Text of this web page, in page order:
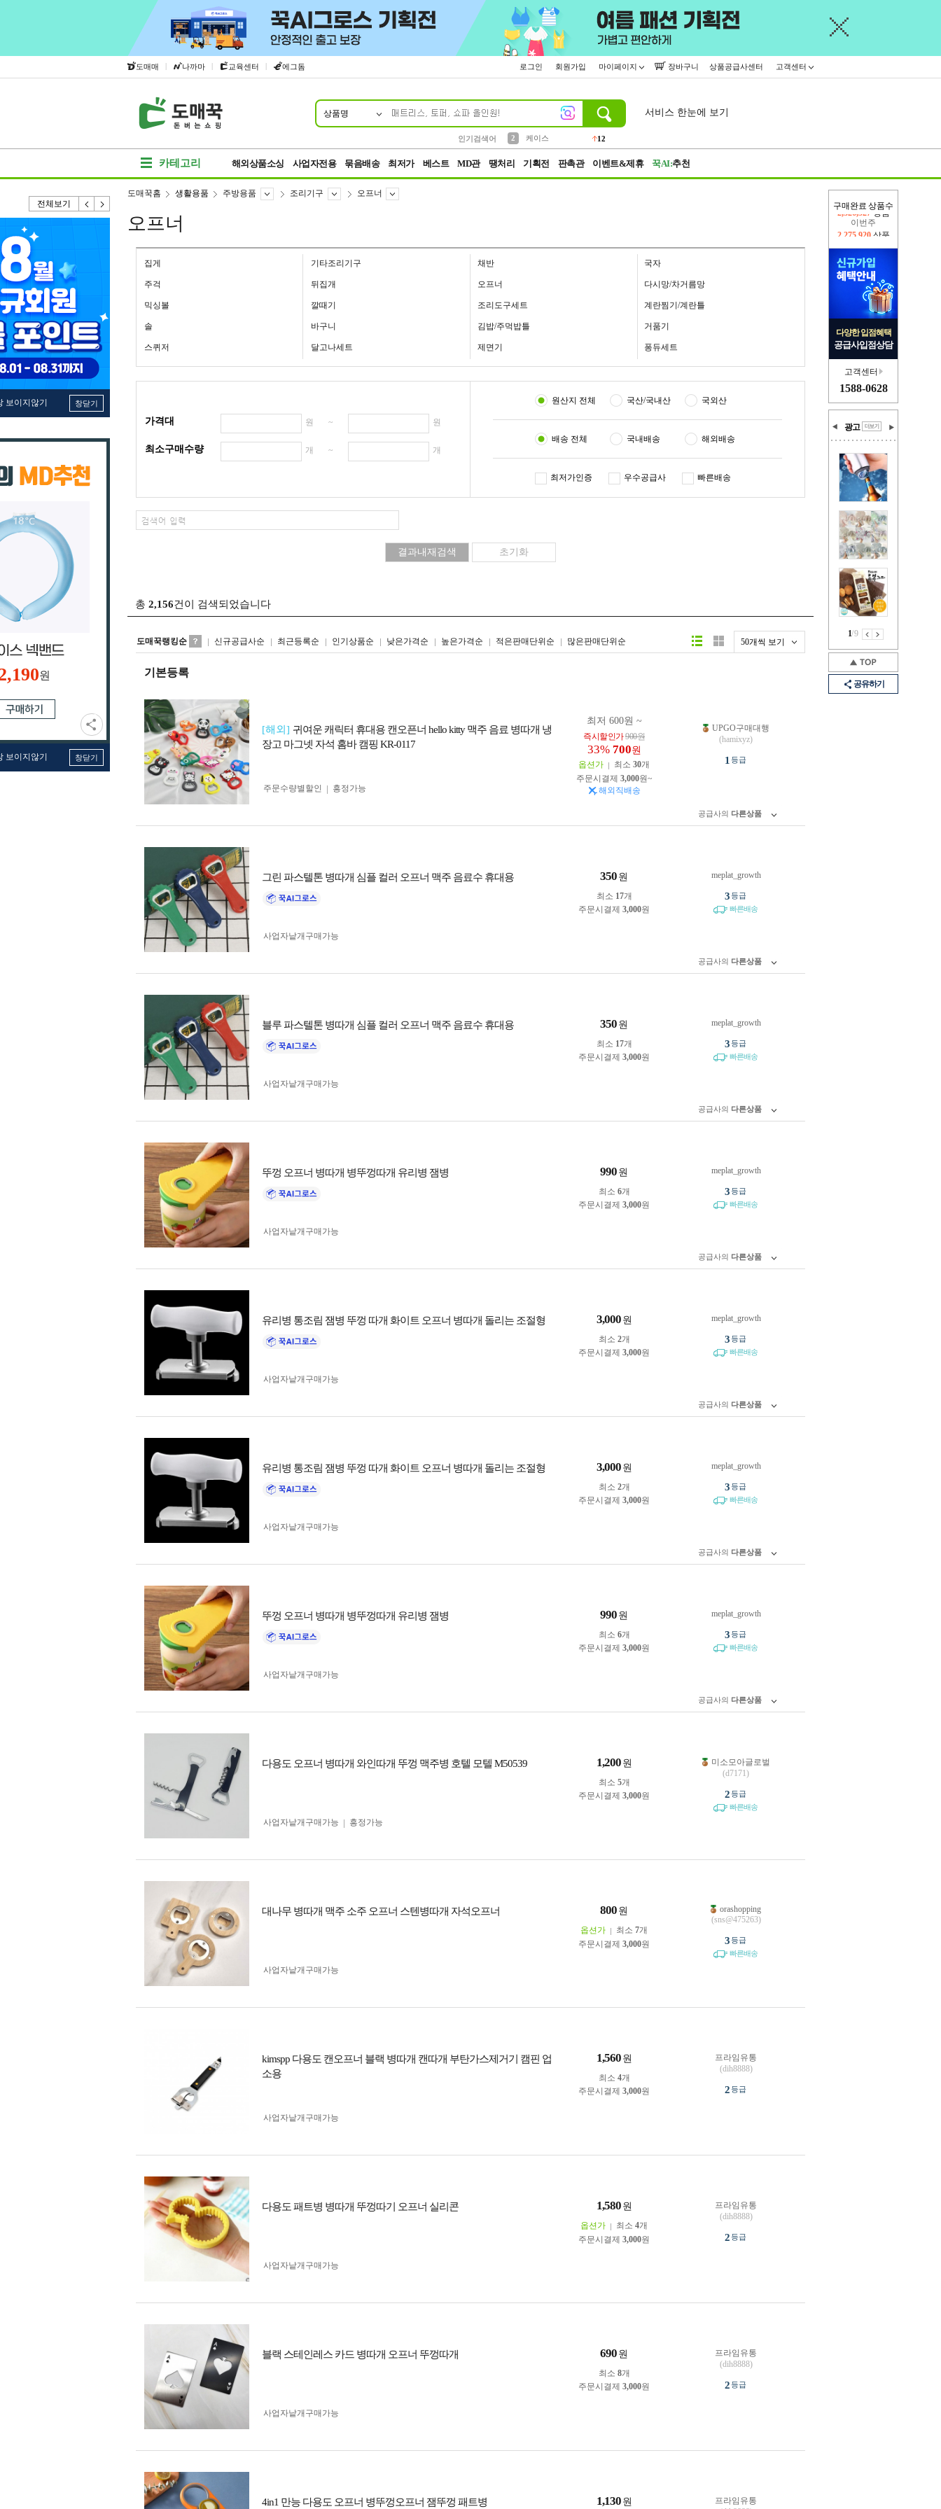
도매매 | 나까마 | 교육센터 | 에그돔 로그인 회원가입 마이페이지 장바구니 상품공급사센터 고객센터
상품명
인기검색어
2
케이스
12
서비스 한눈에 보기
카테고리 해외상품소싱 사업자전용 묶음배송 최저가 베스트 MD관 땡처리 기획전 판촉관 이벤트&제휴 꾹AI:추천
전체보기
보이지않기 창닫기
원
보이지않기 창닫기
구매완료 상품수
이번주
2,275,920 상품
다양한 입점혜택
공급사입점상담
고객센터
1588-0628
광고
1/9
공유하기
도매꾹홈 생활용품 주방용품 조리기구 오프너
오프너
집게 기타조리기구 채반 국자
주걱 뒤집개 오프너 다시망/차거름망
믹싱볼 깔때기 조리도구세트 계란찜기/계란틀
솔 바구니 김밥/주먹밥틀 거품기
스퀴저 달고나세트 제면기 퐁듀세트
가격대 원 ~ 원
최소구매수량 개 ~ 개
원산지 전체 국산/국내산 국외산
배송 전체 국내배송 해외배송
최저가인증 우수공급사 빠른배송
총 2,156건이 검색되었습니다
도매꾹랭킹순 신규공급사순 최근등록순 인기상품순 낮은가격순 높은가격순 적은판매단위순 많은판매단위순 50개씩 보기
리스트형갤러리형
기본등록
[해외] 귀여운 캐릭터 휴대용 캔오픈너 hello kitty 맥주 음료 병따개 냉
장고 마그넷 자석 홈바 캠핑 KR-0117
최저 600원 ~
즉시할인가900원
33% 700원
옵션가 최소 30개
주문시결제 3,000원~
해외직배송
주문수량별할인 흥정가능
UPGO구매대행
(hamixyz)
1 등급
공급사의 다른상품
그린 파스텔톤 병따개 심플 컬러 오프너 맥주 음료수 휴대용 350 원
최소 17개
주문시결제 3,000원
사업자 낱개구매가능
meplat_growth
3등급
빠른배송
공급사의 다른상품
블루 파스텔톤 병따개 심플 컬러 오프너 맥주 음료수 휴대용 350 원
최소 17개
주문시결제 3,000원
사업자 낱개구매가능
meplat_growth
3등급
빠른배송
공급사의 다른상품
뚜껑 오프너 병따개 병뚜껑따개 유리병 잼병 990 원
최소 6개
주문시결제 3,000원
사업자 낱개구매가능
meplat_growth
3등급
빠른배송
공급사의 다른상품
유리병 통조림 잼병 뚜껑 따개 화이트 오프너 병따개 돌리는 조절형 3,000 원
최소 2개
주문시결제 3,000원
사업자 낱개구매가능
meplat_growth
3등급
빠른배송
공급사의 다른상품
유리병 통조림 잼병 뚜껑 따개 화이트 오프너 병따개 돌리는 조절형 3,000 원
최소 2개
주문시결제 3,000원
사업자 낱개구매가능
meplat_growth
3등급
빠른배송
공급사의 다른상품
뚜껑 오프너 병따개 병뚜껑따개 유리병 잼병 990 원
최소 6개
주문시결제 3,000원
사업자 낱개구매가능
meplat_growth
3등급
빠른배송
공급사의 다른상품
다용도 오프너 병따개 와인따개 뚜껑 맥주병 호텔 모텔 M50539 1,200 원
최소 5개
주문시결제 3,000원
사업자 낱개구매가능 흥정가능
미소모아글로벌
(d7171)
2등급
빠른배송
대나무 병따개 맥주 소주 오프너 스텐병따개 자석오프너 800 원
옵션가 최소 7개
주문시결제 3,000원
사업자 낱개구매가능
orashopping
(sns@475263)
3등급
빠른배송
kimspp 다용도 캔오프너 블랙 병따개 캔따개 부탄가스제거기 캠핀 업
소용
1,560 원
최소 4개
주문시결제 3,000원
사업자 낱개구매가능
프라임유통
(dih8888)
2등급
다용도 패트병 병따개 뚜껑따기 오프너 실리콘 1,580 원
옵션가 최소 4개
주문시결제 3,000원
사업자 낱개구매가능
프라임유통
(dih8888)
2등급
블랙 스테인레스 카드 병따개 오프너 뚜껑따개 690 원
최소 8개
주문시결제 3,000원
사업자 낱개구매가능
프라임유통
(dih8888)
2등급
4in1 만능 다용도 오프너 병뚜껑오프너 잼뚜껑 패트병 1,130 원
프라임유통